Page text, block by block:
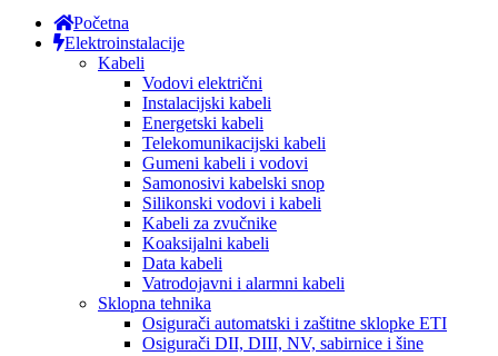
Početna
Elektroinstalacije
Kabeli
Vodovi električni
Instalacijski kabeli
Energetski kabeli
Telekomunikacijski kabeli
Gumeni kabeli i vodovi
Samonosivi kabelski snop
Silikonski vodovi i kabeli
Kabeli za zvučnike
Koaksijalni kabeli
Data kabeli
Vatrodojavni i alarmni kabeli
Sklopna tehnika
Osigurači automatski i zaštitne sklopke ETI
Osigurači DII, DIII, NV, sabirnice i šine